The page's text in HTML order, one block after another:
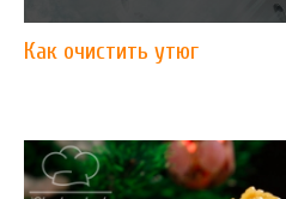
Как очистить утюг